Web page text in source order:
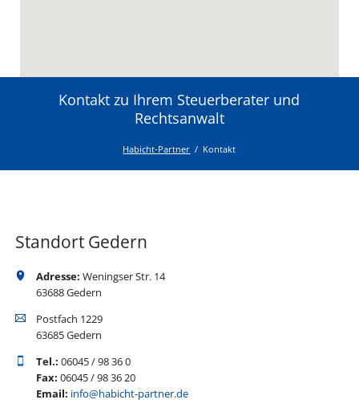
Kontakt zu Ihrem Steuerberater und
Rechtsanwalt
Habicht-Partner Kontakt
Standort Gedern
Adresse: Weningser Str. 14
63688 Gedern
Postfach 1229
63685 Gedern
Tel.: 06045 / 98 36 0
Fax: 06045 / 98 36 20
Email: info@habicht-partner.de